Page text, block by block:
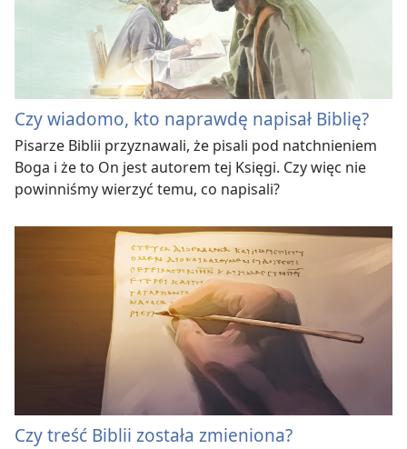
Czy wiadomo, kto naprawdę napisał Biblię?
Pisarze Biblii przyznawali, że pisali pod natchnieniem
Boga i że to On jest autorem tej Księgi. Czy więc nie
powinniśmy wierzyć temu, co napisali?
Czy treść Biblii została zmieniona?